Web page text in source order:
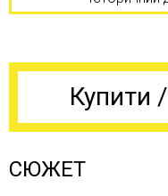
Купити
СЮЖЕТ